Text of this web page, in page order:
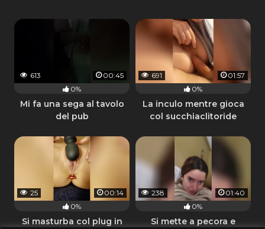
613
00:45
0%
Mi fa una sega al tavolo
del pub
691
01:57
0%
La inculo mentre gioca
col succhiaclitoride
25
00:14
0%
Si masturba col plug in
238
01:40
0%
Si mette a pecora e